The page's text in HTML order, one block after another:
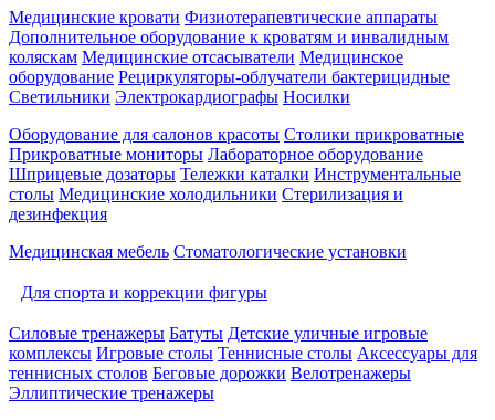
Медицинские кровати Физиотерапевтические аппараты
Дополнительное оборудование к кроватям и инвалидным
коляскам Медицинские отсасыватели Медицинское
оборудование Рециркуляторы-облучатели бактерицидные
Светильники Электрокардиографы Носилки
Оборудование для салонов красоты Столики прикроватные
Прикроватные мониторы Лабораторное оборудование
Шприцевые дозаторы Тележки каталки Инструментальные
столы Медицинские холодильники Стерилизация и
дезинфекция
Медицинская мебель Стоматологические установки
Для спорта и коррекции фигуры
Силовые тренажеры Батуты Детские уличные игровые
комплексы Игровые столы Теннисные столы Аксессуары для
теннисных столов Беговые дорожки Велотренажеры
Эллиптические тренажеры